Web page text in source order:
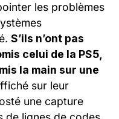
les problèmes
S’ils n’ont pas
celui de la PS5,
la main sur une
sur leur
une capture